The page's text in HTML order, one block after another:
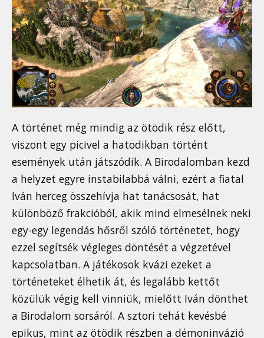
A történet még mindig az ötödik rész előtt,
viszont egy picivel a hatodikban történt
események után játszódik. A Birodalomban kezd
a helyzet egyre instabilabbá válni, ezért a fiatal
Iván herceg összehívja hat tanácsosát, hat
különböző frakcióból, akik mind elmesélnek neki
egy-egy legendás hősről szóló történetet, hogy
ezzel segítsék végleges döntését a végzetével
kapcsolatban. A játékosok kvázi ezeket a
történeteket élhetik át, és legalább kettőt
közülük végig kell vinniük, mielőtt Iván dönthet
a Birodalom sorsáról. A sztori tehát kevésbé
epikus, mint az ötödik részben a démoninvázió